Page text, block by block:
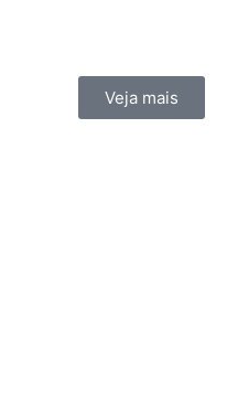
Veja mais